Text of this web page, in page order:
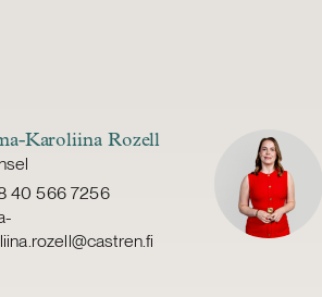
Karoliina Rozell
40 566 7256